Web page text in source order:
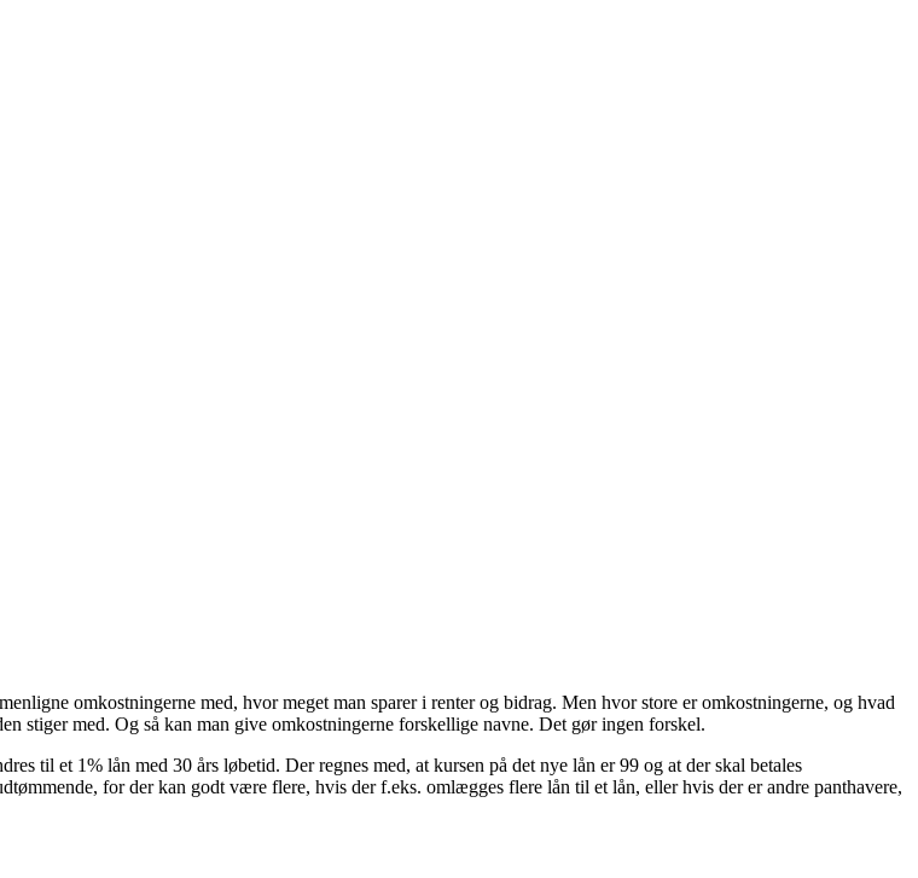
omkostningerne med, hvor meget man sparer i renter og bidrag. Men hvor store er omkostningerne, og hvad
stiger med. Og så kan man give omkostningerne forskellige navne. Det gør ingen forskel.
til et 1% lån med 30 års løbetid. Der regnes med, at kursen på det nye lån er 99 og at der skal betales
for der kan godt være flere, hvis der f.eks. omlægges flere lån til et lån, eller hvis der er andre panthavere,